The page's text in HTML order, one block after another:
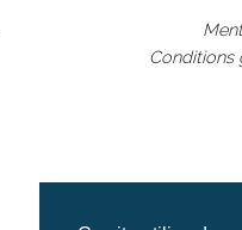
Conditions